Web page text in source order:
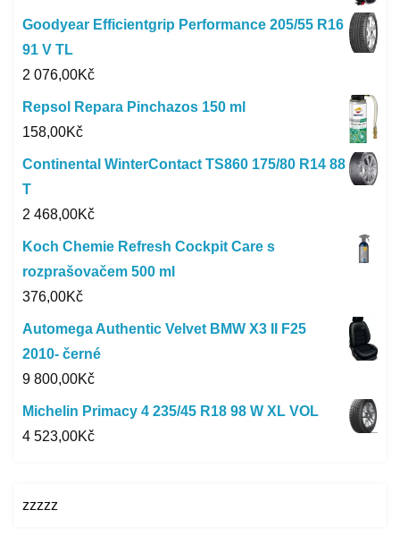
Goodyear Efficientgrip Performance 205/55 R16
91 V TL
2 076,00Kč
Repsol Repara Pinchazos 150 ml
158,00Kč
Continental WinterContact TS860 175/80 R14 88
T
2 468,00Kč
Koch Chemie Refresh Cockpit Care s
rozprašovačem 500 ml
376,00Kč
Automega Authentic Velvet BMW X3 II F25
2010- černé
9 800,00Kč
Michelin Primacy 4 235/45 R18 98 W XL VOL
4 523,00Kč
zzzzz